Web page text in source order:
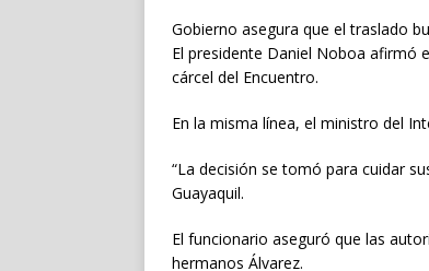
Gobierno asegura que el traslado
El presidente Daniel Noboa afirmó
cárcel del Encuentro.
En la misma línea, el ministro del
“La decisión se tomó para cuidar
Guayaquil.
El funcionario aseguró que las
hermanos Álvarez.